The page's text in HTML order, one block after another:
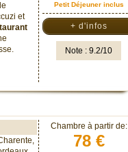
et
Petit Déjeuner inclus
+ d'infos
Note : 9.2/10
Chambre à partir de:
78 €